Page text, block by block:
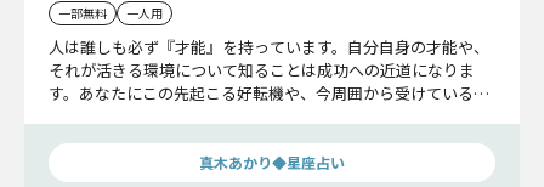
一部無料 一人用
人は誰しも必ず『才能』を持っています。自分自身の才能や、
それが活きる環境について知ることは成功への近道になりま
す。あなたにこの先起こる好転機や、今周囲から受けている評
真木あかり◆星座占い